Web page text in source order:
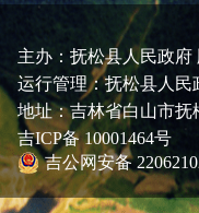
主办：抚松县人民政
运行管理：抚松县人
地址：吉林省白山市抚
吉ICP备 10001464号
吉公网安备